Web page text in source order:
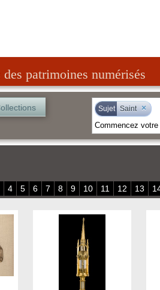
patrimoines numérisés
Sujet Saint ×
4 5 6 7 8 9 10 11 12 13